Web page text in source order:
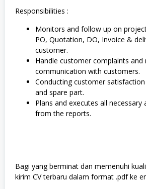
Responsibilities :
Monitors and follow up on
PO, Quotation, DO, Invoice &
customer.
Handle customer complaints and
communication with customers.
Conducting customer
and spare part.
Plans and executes all necessary
from the reports.
Bagi yang berminat dan memenuhi
kirim CV terbaru dalam format .pdf ke